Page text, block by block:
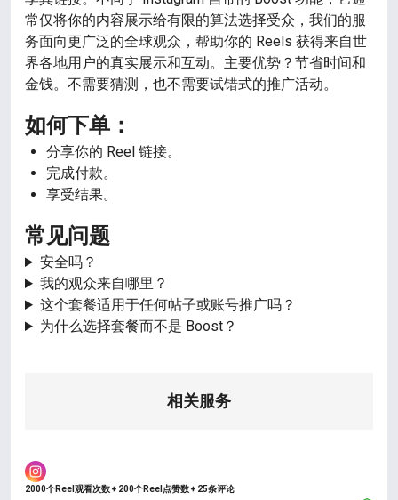
常仅将你的内容展示给有限的算法选择受众，我们的服
务面向更广泛的全球观众，帮助你的 Reels 获得来自世
界各地用户的真实展示和互动。主要优势？节省时间和
金钱。不需要猜测，也不需要试错式的推广活动。
如何下单：
分享你的 Reel 链接。
完成付款。
享受结果。
常见问题
安全吗？
我的观众来自哪里？
这个套餐适用于任何帖子或账号推广吗？
为什么选择套餐而不是 Boost？
相关服务
2000个Reel观看次数 + 200个Reel点赞数 + 25条评论